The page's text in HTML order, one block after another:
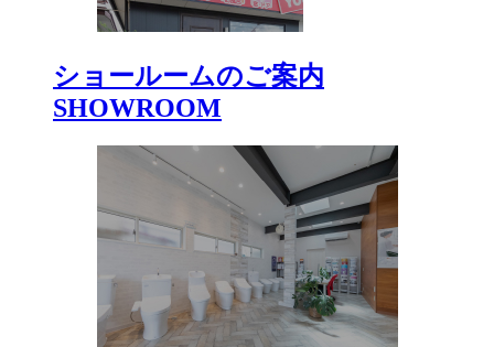
ショールームのご案内
SHOWROOM